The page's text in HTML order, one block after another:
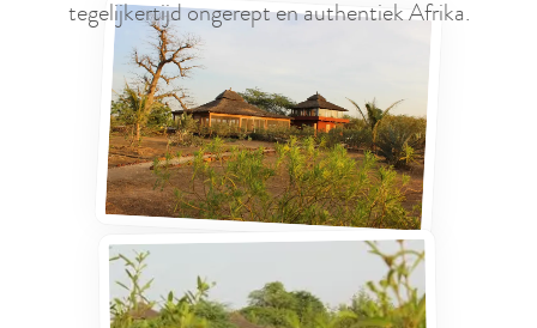
tegelijkertijd ongerept en authentiek Afrika.